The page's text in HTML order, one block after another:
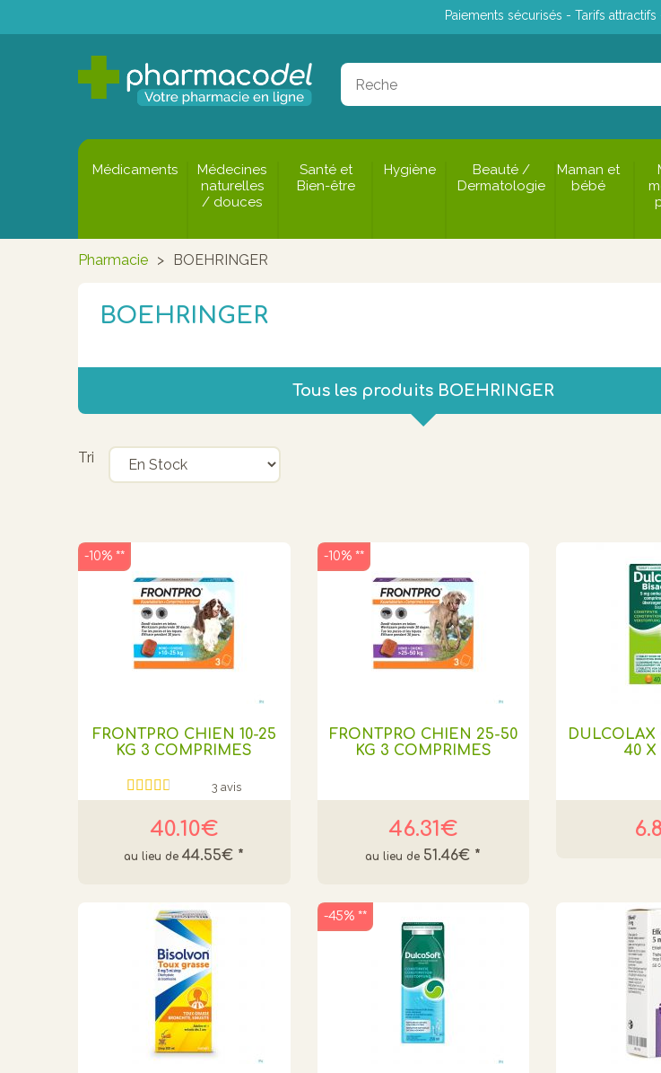
Paiements sécurisés - Tarifs
Médicaments
Médecines
naturelles
/ douces
Santé et
Bien-être
Hygiène
Beauté /
Dermatologie
Maman et
bébé
Pharmacie > BOEHRINGER
BOEHRINGER
Tous les produits BOEHRINGER
Tri
FRONTPRO CHIEN 10-25
KG 3 COMPRIMES
3 avis
40.10€
44.55€ *
-10% **
FRONTPRO CHIEN 25-50
KG 3 COMPRIMES
46.31€
51.46€ *
-10% **
DULCOLAX
40 X
-45% **